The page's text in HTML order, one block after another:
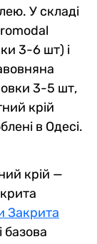
У складі
3-6 шт) і
3-5 шт,
крій
в Одесі.
крій —
Закрита
і базова